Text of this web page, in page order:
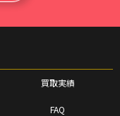
買取実績
FAQ